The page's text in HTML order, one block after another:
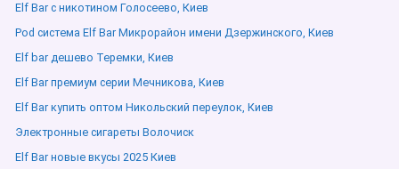
Elf Bar с никотином Голосеево, Киев
Pod система Elf Bar Микрорайон имени Дзержинского, Киев
Elf bar дешево Теремки, Киев
Elf Bar премиум серии Мечникова, Киев
Elf Bar купить оптом Никольский переулок, Киев
Электронные сигареты Волочиск
Elf Bar новые вкусы 2025 Киев